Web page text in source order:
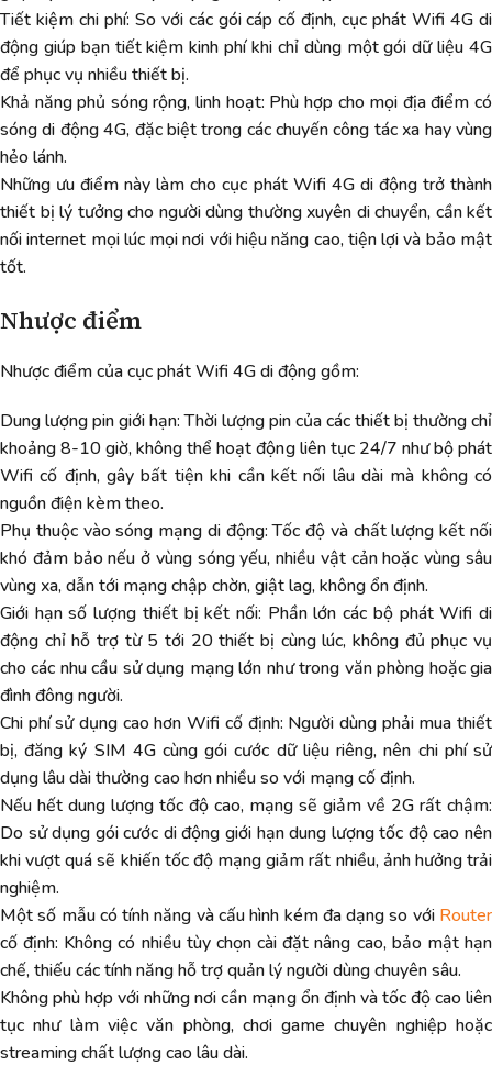
Tiết kiệm chi phí: So với các gói cáp cố định, cục phát Wifi 4G di
động giúp bạn tiết kiệm kinh phí khi chỉ dùng một gói dữ liệu 4G
để phục vụ nhiều thiết bị.
Khả năng phủ sóng rộng, linh hoạt: Phù hợp cho mọi địa điểm có
sóng di động 4G, đặc biệt trong các chuyến công tác xa hay vùng
hẻo lánh.
Những ưu điểm này làm cho cục phát Wifi 4G di động trở thành
thiết bị lý tưởng cho người dùng thường xuyên di chuyển, cần kết
nối internet mọi lúc mọi nơi với hiệu năng cao, tiện lợi và bảo mật
tốt.
Nhược điểm
Nhược điểm của cục phát Wifi 4G di động gồm:
Dung lượng pin giới hạn: Thời lượng pin của các thiết bị thường chỉ
khoảng 8-10 giờ, không thể hoạt động liên tục 24/7 như bộ phát
Wifi cố định, gây bất tiện khi cần kết nối lâu dài mà không có
nguồn điện kèm theo.
Phụ thuộc vào sóng mạng di động: Tốc độ và chất lượng kết nối
khó đảm bảo nếu ở vùng sóng yếu, nhiều vật cản hoặc vùng sâu
vùng xa, dẫn tới mạng chập chờn, giật lag, không ổn định.
Giới hạn số lượng thiết bị kết nối: Phần lớn các bộ phát Wifi di
động chỉ hỗ trợ từ 5 tới 20 thiết bị cùng lúc, không đủ phục vụ
cho các nhu cầu sử dụng mạng lớn như trong văn phòng hoặc gia
đình đông người.
Chi phí sử dụng cao hơn Wifi cố định: Người dùng phải mua thiết
bị, đăng ký SIM 4G cùng gói cước dữ liệu riêng, nên chi phí sử
dụng lâu dài thường cao hơn nhiều so với mạng cố định.
Nếu hết dung lượng tốc độ cao, mạng sẽ giảm về 2G rất chậm:
Do sử dụng gói cước di động giới hạn dung lượng tốc độ cao nên
khi vượt quá sẽ khiến tốc độ mạng giảm rất nhiều, ảnh hưởng trải
nghiệm.
Một số mẫu có tính năng và cấu hình kém đa dạng so với Router
cố định: Không có nhiều tùy chọn cài đặt nâng cao, bảo mật hạn
chế, thiếu các tính năng hỗ trợ quản lý người dùng chuyên sâu.
Không phù hợp với những nơi cần mạng ổn định và tốc độ cao liên
tục như làm việc văn phòng, chơi game chuyên nghiệp hoặc
streaming chất lượng cao lâu dài.